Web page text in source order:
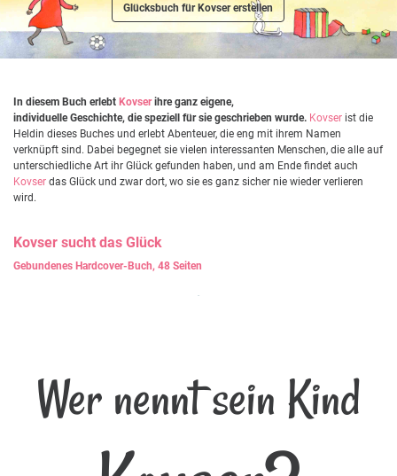
Glücksbuch für Kovser erstellen
In diesem Buch erlebt Kovserihre ganz eigene,
individuelle Geschichte, die speziell für sie geschrieben wurde. Kovser ist die
Heldin dieses Buches und erlebt Abenteuer, die eng mit ihrem Namen
verknüpft sind. Dabei begegnet sie vielen interessanten Menschen, die alle auf
unterschiedliche Art ihr Glück gefunden haben, und am Ende findet auch
Kovser das Glück und zwar dort, wo sie es ganz sicher nie wieder verlieren
wird.
Kovser sucht das Glück
Gebundenes Hardcover-Buch, 48 Seiten
Wer nennt sein Kind